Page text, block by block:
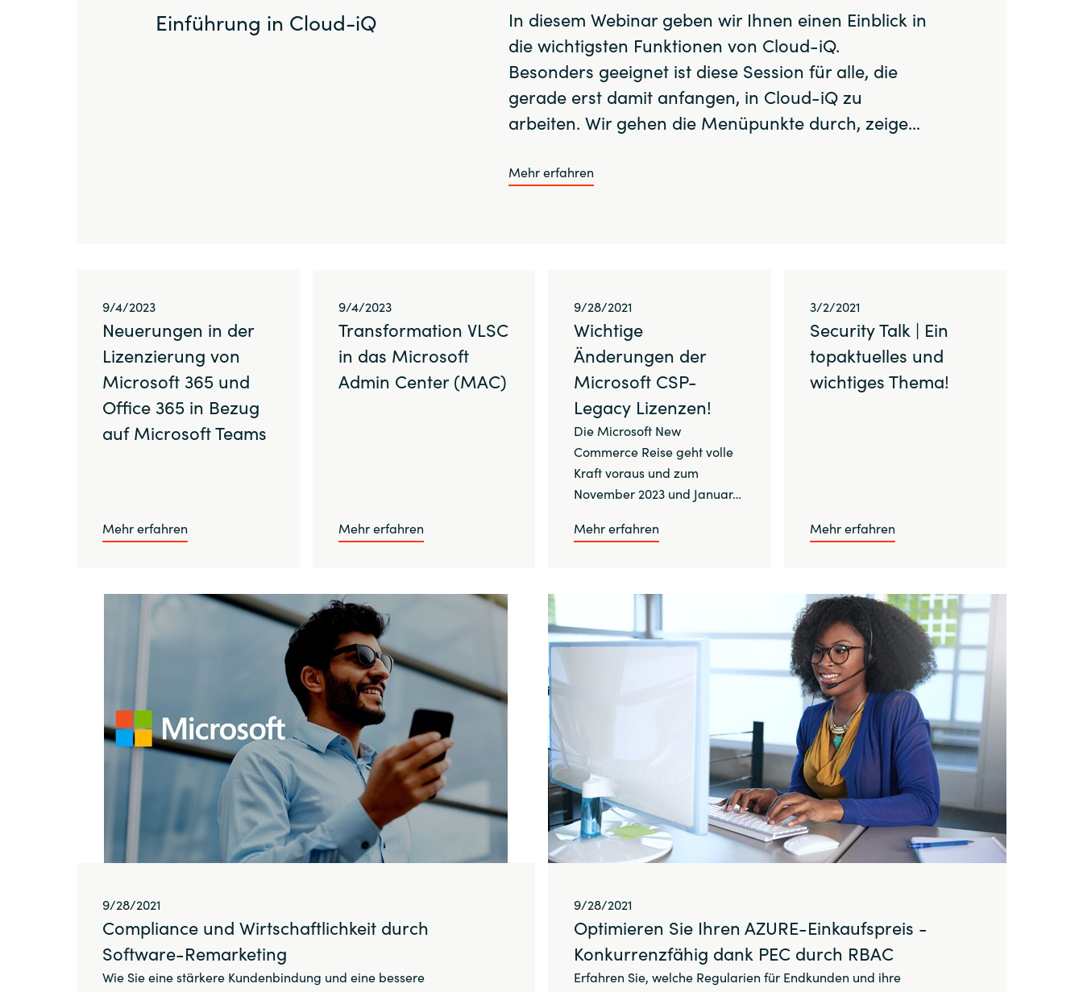
Sri Lanka
Sweden
Switzerland
United Kingdom United States
Einführung in Cloud-iQ
In diesem Webinar geben wir Ihnen einen Einblick in
die wichtigsten Funktionen von Cloud-iQ.
Besonders geeignet ist diese Session für alle, die
gerade erst damit anfangen, in Cloud-iQ zu
arbeiten. Wir gehen die Menüpunkte durch, zeige…
Mehr erfahren
9/4/2023
Neuerungen in der
Lizenzierung von
Microsoft 365 und
Office 365 in Bezug
auf Microsoft Teams
Mehr erfahren
9/4/2023
Transformation VLSC
in das Microsoft
Admin Center (MAC)
Mehr erfahren
9/28/2021
Wichtige
Änderungen der
Microsoft CSP-
Legacy Lizenzen!
Die Microsoft New
Commerce Reise geht volle
Kraft voraus und zum
November 2023 und Januar…
Mehr erfahren
3/2/2021
Security Talk | Ein
topaktuelles und
wichtiges Thema!
Mehr erfahren
9/28/2021
Compliance und Wirtschaftlichkeit durch
Software-Remarketing
Wie Sie eine stärkere Kundenbindung und eine bessere
9/28/2021
Optimieren Sie Ihren AZURE-Einkaufspreis -
Konkurrenzfähig dank PEC durch RBAC
Erfahren Sie, welche Regularien für Endkunden und ihre